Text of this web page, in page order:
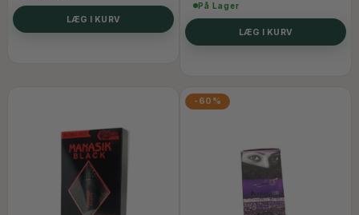
LÆG I KURV
På Lager
LÆG I KURV
-60%